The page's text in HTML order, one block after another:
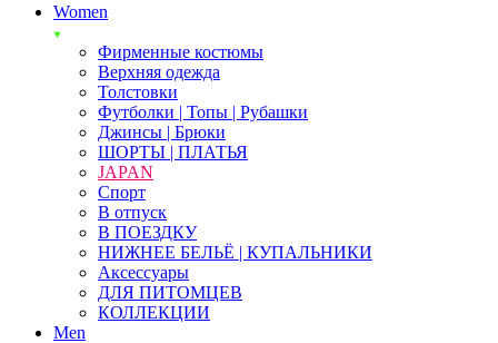
Women
Фирменные костюмы
Верхняя одежда
Толстовки
Футболки | Топы | Рубашки
Джинсы | Брюки
ШОРТЫ | ПЛАТЬЯ
JAPAN
Спорт
В отпуск
В ПОЕЗДКУ
НИЖНЕЕ БЕЛЬЁ | КУПАЛЬНИКИ
Аксессуары
ДЛЯ ПИТОМЦЕВ
КОЛЛЕКЦИИ
Men